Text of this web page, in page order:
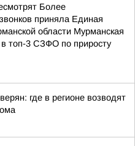
Более
приняла Единая
области Мурманская
топ-3 СЗФО по приросту
где в регионе возводят